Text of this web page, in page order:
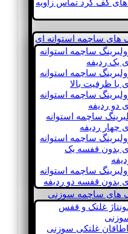
های کف گرد تماس زاویه
های ساچمه استوانه ای
ساچمه استوانه
ای یک ردیفه
ساچمه استوانه
ای با ظرفیت بالا
ساچمه استوانه
ای دو ردیفه
ساچمه استوانه
ای چهار ردیفه
ساچمه استوانه
ای بدون قفسه یک
ساچمه استوانه
ای بدون قفسه دو ردیفه
های ساچمه سوزنی
غلتک و قفس
غلتکی سوزنی